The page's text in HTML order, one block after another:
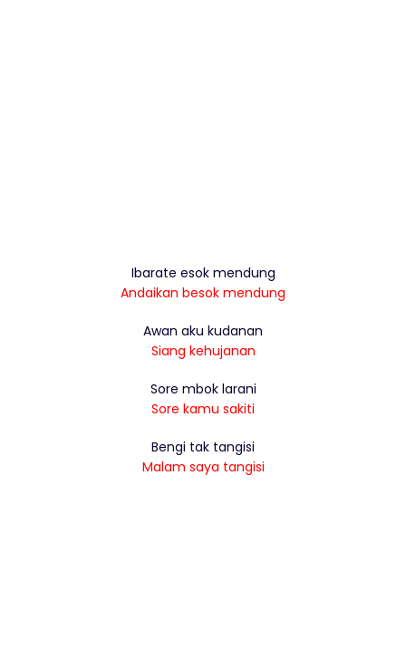
Ibarate esok mendung
Andaikan besok mendung
Awan aku kudanan
Siang kehujanan
Sore mbok larani
Sore kamu sakiti
Bengi tak tangisi
Malam saya tangisi